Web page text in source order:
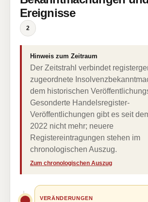
Ereignisse
2
Hinweis zum Zeitraum
Der Zeitstrahl verbindet
zugeordnete
dem historischen
Gesonderte Handelsregister-
Veröffentlichungen gibt es seit
2022 nicht mehr; neuere
Registereintragungen stehen im
chronologischen Auszug.
Zum chronologischen Auszug
VERÄNDERUNGEN